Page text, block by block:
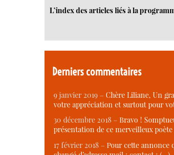
L’index des articles liés à la
Derniers commentaires
9 janvier 2019 – Chère Liliane, Un
votre appréciation et surtout pour
30 décembre 2018 – Bravo !
présentation de ce merveilleux
17 février 2018 – Pour cette annonce